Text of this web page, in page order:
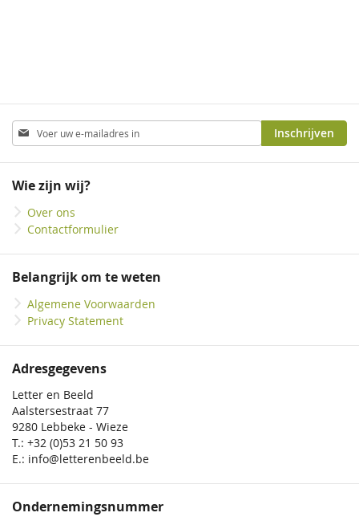
Abonneer
u
op
nieuwsbrief
Inschrijven
Wie zijn wij?
Over ons
Contactformulier
Belangrijk om te weten
Algemene Voorwaarden
Privacy Statement
Adresgegevens
Letter en Beeld
Aalstersestraat 77
9280 Lebbeke - Wieze
T.: +32 (0)53 21 50 93
E.: info@letterenbeeld.be
Ondernemingsnummer